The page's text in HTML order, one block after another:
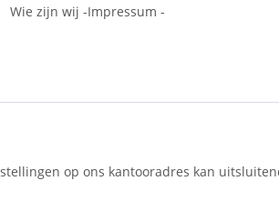
Wie zijn wij -Impressum -
op ons kantooradres kan